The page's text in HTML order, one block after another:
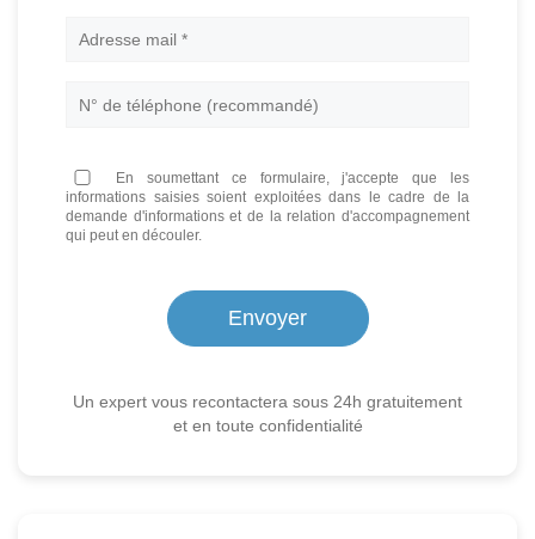
En soumettant ce formulaire, j'accepte que les
informations saisies soient exploitées dans le cadre de la
demande d'informations et de la relation d'accompagnement
qui peut en découler.
Un expert vous recontactera sous 24h gratuitement
et en toute confidentialité